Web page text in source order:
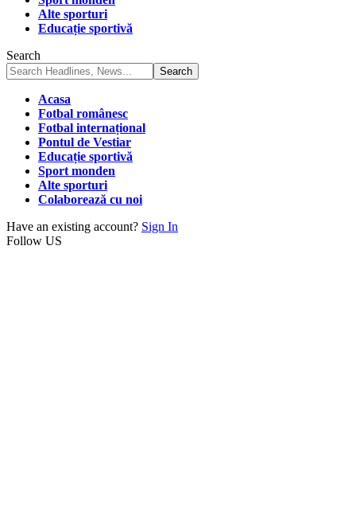
Alte sporturi
Educație sportivă
Search
Acasa
Fotbal românesc
Fotbal internațional
Pontul de Vestiar
Educație sportivă
Sport monden
Alte sporturi
Colaborează cu noi
Have an existing account? Sign In
Follow US